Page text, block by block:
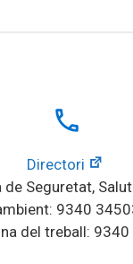
local_phone
Directori
de Seguretat,
9340
del treball: